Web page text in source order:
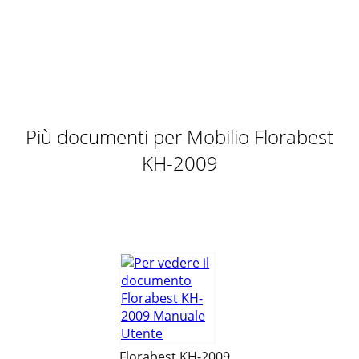
Più documenti per Mobilio Florabest
KH-2009